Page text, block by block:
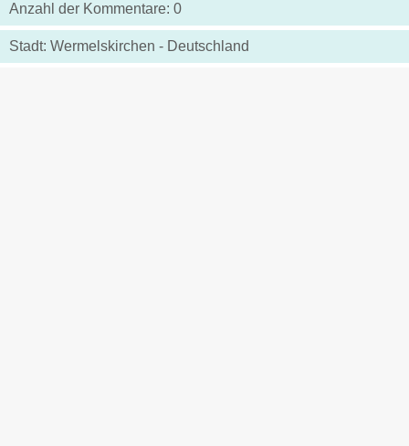
Anzahl der Kommentare: 0
Stadt: Wermelskirchen - Deutschland